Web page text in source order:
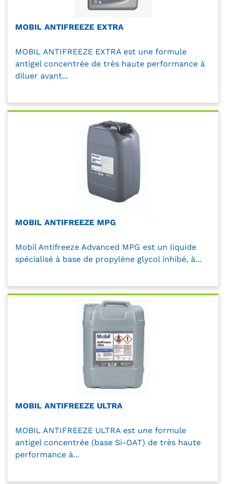
MOBIL ANTIFREEZE EXTRA
MOBIL ANTIFREEZE EXTRA est une formule
antigel concentrée de très haute performance à
diluer avant...
MOBIL ANTIFREEZE MPG
Mobil Antifreeze Advanced MPG est un liquide
spécialisé à base de propylène glycol inhibé, à...
MOBIL ANTIFREEZE ULTRA
MOBIL ANTIFREEZE ULTRA est une formule
antigel concentrée (base Si-OAT) de très haute
performance à...